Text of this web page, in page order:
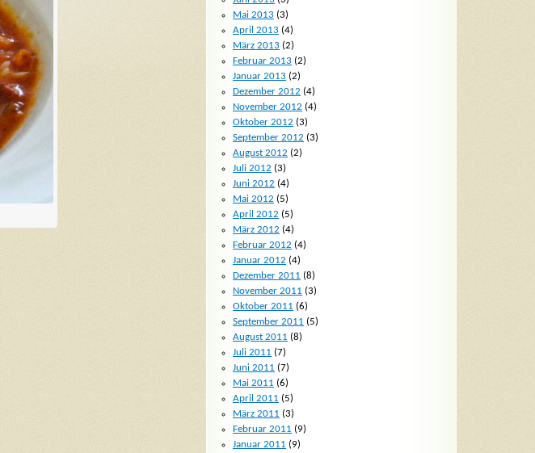
Mai 2013 (3)
April 2013 (4)
März 2013 (2)
Februar 2013 (2)
Januar 2013 (2)
Dezember 2012 (4)
November 2012 (4)
Oktober 2012 (3)
September 2012 (3)
August 2012 (2)
Juli 2012 (3)
Juni 2012 (4)
Mai 2012 (5)
April 2012 (5)
März 2012 (4)
Februar 2012 (4)
Januar 2012 (4)
Dezember 2011 (8)
November 2011 (3)
Oktober 2011 (6)
September 2011 (5)
August 2011 (8)
Juli 2011 (7)
Juni 2011 (7)
Mai 2011 (6)
April 2011 (5)
März 2011 (3)
Februar 2011 (9)
Januar 2011 (9)